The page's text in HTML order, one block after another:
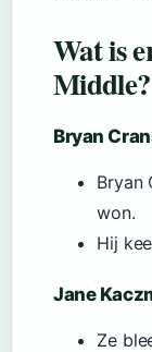
Wat is
Middle?
Bryan
Bryan
won.
Hij
Jane
Ze